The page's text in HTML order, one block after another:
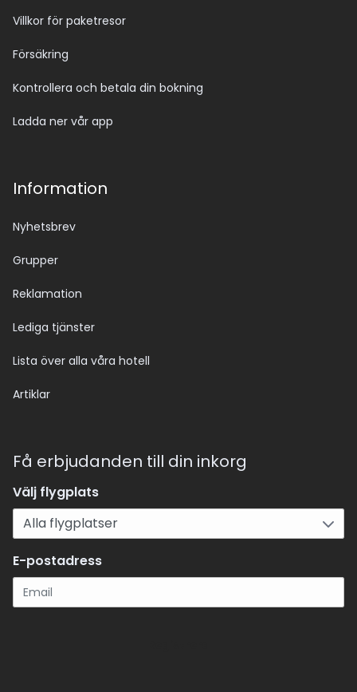
Villkor för paketresor
Försäkring
Kontrollera och betala din bokning
Ladda ner vår app
Information
Nyhetsbrev
Grupper
Reklamation
Lediga tjänster
Lista över alla våra hotell
Artiklar
Få erbjudanden till din inkorg
Välj flygplats
E-postadress